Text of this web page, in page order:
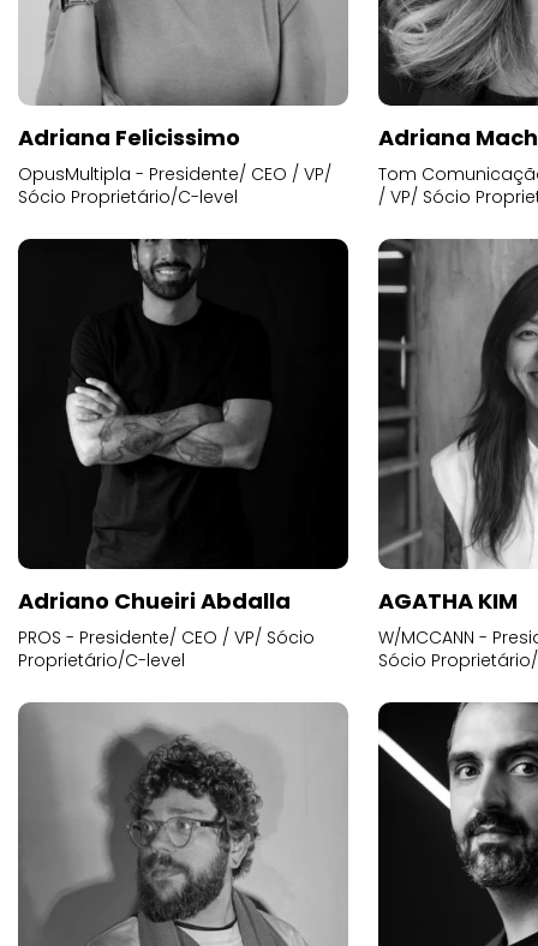
Adriana Felicissimo
OpusMultipla - Presidente/ CEO / VP/
Sócio Proprietário/C-level
Adriana
Tom
/ VP/ Sócio
Adriano Chueiri Abdalla
PROS - Presidente/ CEO / VP/ Sócio
Proprietário/C-level
AGATHA KIM
W/MCCANN -
Sócio